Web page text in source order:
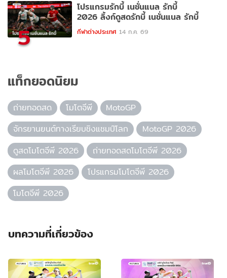
5
โปรแกรมรักบี้ เนชั่นแนล รักบี้
2026 ลิ้งก์ดูสดรักบี้ เนชั่นแนล รักบี้
กีฬาต่างประเทศ 14 ก.ค. 69
แท็กยอดนิยม
ถ่ายทอดสด โมโตจีพี
MotoGP
จักรยานยนต์ทางเรียบชิงแชมป์โลก
MotoGP 2026
ดูสดโมโตจีพี 2026
ถ่ายทอดสดโมโตจีพี 2026
ผลโมโตจีพี 2026
โปรแกรมโมโตจีพี 2026
โมโตจีพี 2026
บทความที่เกี่ยวข้อง